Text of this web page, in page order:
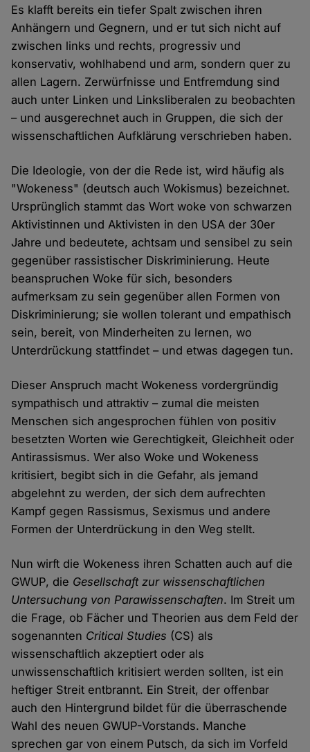
Es klafft bereits ein tiefer Spalt zwischen ihren
Anhängern und Gegnern, und er tut sich nicht auf
zwischen links und rechts, progressiv und
konservativ, wohlhabend und arm, sondern quer zu
allen Lagern. Zerwürfnisse und Entfremdung sind
auch unter Linken und Linksliberalen zu beobachten
– und ausgerechnet auch in Gruppen, die sich der
wissenschaftlichen Aufklärung verschrieben haben.
Die Ideologie, von der die Rede ist, wird häufig als
"Wokeness" (deutsch auch Wokismus) bezeichnet.
Ursprünglich stammt das Wort woke von schwarzen
Aktivistinnen und Aktivisten in den USA der 30er
Jahre und bedeutete, achtsam und sensibel zu sein
gegenüber rassistischer Diskriminierung. Heute
beanspruchen Woke für sich, besonders
aufmerksam zu sein gegenüber allen Formen von
Diskriminierung; sie wollen tolerant und empathisch
sein, bereit, von Minderheiten zu lernen, wo
Unterdrückung stattfindet – und etwas dagegen tun.
Dieser Anspruch macht Wokeness vordergründig
sympathisch und attraktiv – zumal die meisten
Menschen sich angesprochen fühlen von positiv
besetzten Worten wie Gerechtigkeit, Gleichheit oder
Antirassismus. Wer also Woke und Wokeness
kritisiert, begibt sich in die Gefahr, als jemand
abgelehnt zu werden, der sich dem aufrechten
Kampf gegen Rassismus, Sexismus und andere
Formen der Unterdrückung in den Weg stellt.
Nun wirft die Wokeness ihren Schatten auch auf die
GWUP, die Gesellschaft zur wissenschaftlichen
Untersuchung von Parawissenschaften. Im Streit um
die Frage, ob Fächer und Theorien aus dem Feld der
sogenannten Critical Studies (CS) als
wissenschaftlich akzeptiert oder als
unwissenschaftlich kritisiert werden sollten, ist ein
heftiger Streit entbrannt. Ein Streit, der offenbar
auch den Hintergrund bildet für die überraschende
Wahl des neuen GWUP-Vorstands. Manche
sprechen gar von einem Putsch, da sich im Vorfeld